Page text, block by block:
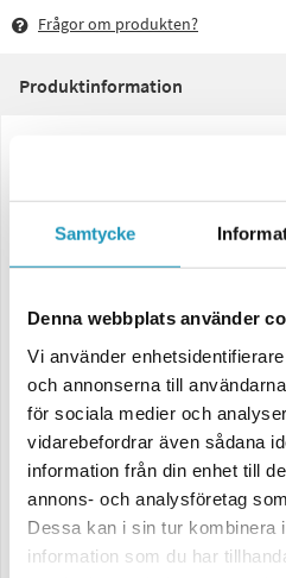
Samtycke
Denna webbplats använder
Vi använder
och annonserna till
för sociala medier och
vidarebefordrar även sådana
information från din enhet till
annons- och analysföretag
Dessa kan i sin tur kombinera
information som du har
Frågor om produkten?
Produktinformation
Byt enkelt ut din originalmonterade
eventuella fartbegränsningar. OBS:
offroad-användning – inte för
Denna enhet är lämplig för att ersätta
kompatibelmed äldre modeller som
Kontrollera din befintliga ECU innan
kompatibilitet.
Egenskaper:
Maximal topphastighet
Plug-and-play-installation – enkelt
Denna produkt är endast avsedd för
av denna ECU sker helt på egen risk.